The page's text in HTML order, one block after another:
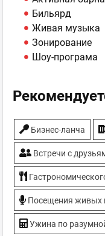
Бильярд
Живая музыка
Зонирование
Шоу-програма
Бизнес-ланча
Встречи с
Посещения живых
Ужина по